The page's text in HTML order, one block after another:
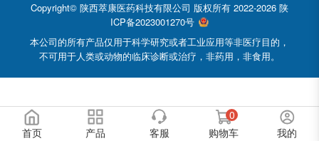
Copyright© 陕西萃康医药科技有限公司 版权所有 2022-2026 陕
ICP备2023001270号
本公司的所有产品仅用于科学研究或者工业应用等非医疗目的，
不可用于人类或动物的临床诊断或治疗，非药用，非食用。
首页 产品 客服
0
购物车
我的